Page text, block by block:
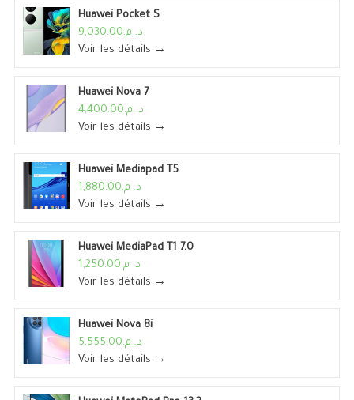
Huawei Pocket S
د. م.9,030.00
Voir les détails →
Huawei Nova 7
د. م.4,400.00
Voir les détails →
Huawei Mediapad T5
د. م.1,880.00
Voir les détails →
Huawei MediaPad T1 7.0
د. م.1,250.00
Voir les détails →
Huawei Nova 8i
د. م.5,555.00
Voir les détails →